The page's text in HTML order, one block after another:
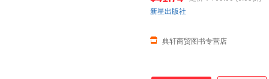
典轩商贸图书专营店
新星出版社